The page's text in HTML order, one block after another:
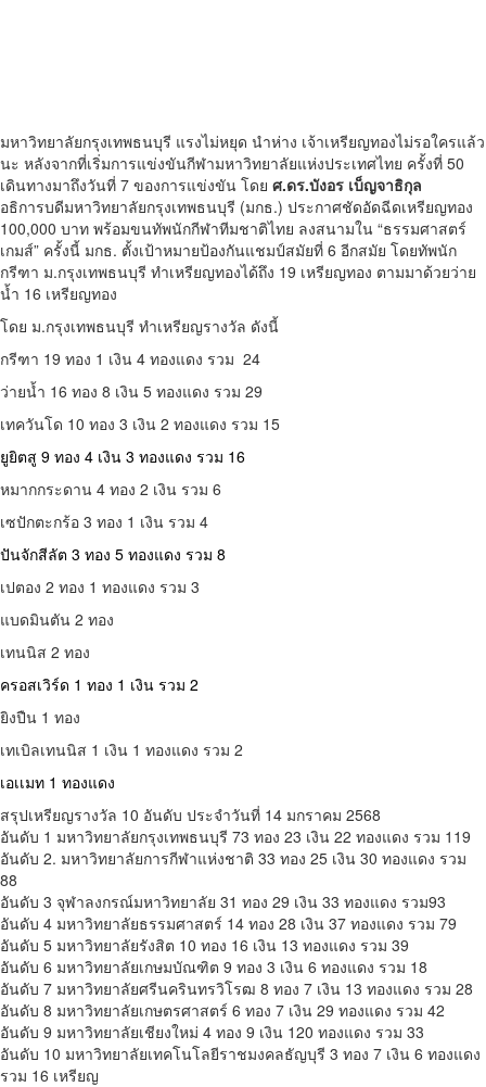
มหาวิทยาลัยกรุงเทพธนบุรี แรงไม่หยุด นำห่าง เจ้าเหรียญทองไม่รอใครแล้ว
นะ หลังจากที่เริ่มการแข่งขันกีฬามหาวิทยาลัยแห่งประเทศไทย ครั้งที่ 50
เดินทางมาถึงวันที่ 7 ของการแข่งขัน โดย ศ.ดร.บังอร เบ็ญจาธิกุล
อธิการบดีมหาวิทยาลัยกรุงเทพธนบุรี (มกธ.) ประกาศชัดอัดฉีดเหรียญทอง
100,000 บาท พร้อมขนทัพนักกีฬาทีมชาติไทย ลงสนามใน “ธรรมศาสตร์
เกมส์” ครั้งนี้ มกธ. ตั้งเป้าหมายป้องกันแชมป์สมัยที่ 6 อีกสมัย โดยทัพนัก
กรีฑา ม.กรุงเทพธนบุรี ทำเหรียญทองได้ถึง 19 เหรียญทอง ตามมาด้วยว่าย
น้ำ 16 เหรียญทอง
โดย ม.กรุงเทพธนบุรี ทำเหรียญรางวัล ดังนี้
กรีฑา 19 ทอง 1 เงิน 4 ทองแดง รวม 24
ว่ายน้ำ 16 ทอง 8 เงิน 5 ทองแดง รวม 29
เทควันโด 10 ทอง 3 เงิน 2 ทองแดง รวม 15
ยูยิตสู 9 ทอง 4 เงิน 3 ทองแดง รวม 16
หมากกระดาน 4 ทอง 2 เงิน รวม 6
เซปักตะกร้อ 3 ทอง 1 เงิน รวม 4
ปันจักสีลัต 3 ทอง 5 ทองแดง รวม 8
เปตอง 2 ทอง 1 ทองแดง รวม 3
แบดมินตัน 2 ทอง
เทนนิส 2 ทอง
ครอสเวิร์ด 1 ทอง 1 เงิน รวม 2
ยิงปืน 1 ทอง
เทเบิลเทนนิส 1 เงิน 1 ทองแดง รวม 2
เอเเมท 1 ทองแดง
สรุปเหรียญรางวัล 10 อันดับ ประจำวันที่ 14 มกราคม 2568
อันดับ 1 มหาวิทยาลัยกรุงเทพธนบุรี 73 ทอง 23 เงิน 22 ทองแดง รวม 119
อันดับ 2. มหาวิทยาลัยการกีฬาแห่งชาติ 33 ทอง 25 เงิน 30 ทองแดง รวม
88
อันดับ 3 จุฬาลงกรณ์มหาวิทยาลัย 31 ทอง 29 เงิน 33 ทองแดง รวม93
อันดับ 4 มหาวิทยาลัยธรรมศาสตร์ 14 ทอง 28 เงิน 37 ทองแดง รวม 79
อันดับ 5 มหาวิทยาลัยรังสิต 10 ทอง 16 เงิน 13 ทองแดง รวม 39
อันดับ 6 มหาวิทยาลัยเกษมบัณฑิต 9 ทอง 3 เงิน 6 ทองแดง รวม 18
อันดับ 7 มหาวิทยาลัยศรีนครินทรวิโรฒ 8 ทอง 7 เงิน 13 ทองแดง รวม 28
อันดับ 8 มหาวิทยาลัยเกษตรศาสตร์ 6 ทอง 7 เงิน 29 ทองแดง รวม 42
อันดับ 9 มหาวิทยาลัยเชียงใหม่ 4 ทอง 9 เงิน 120 ทองแดง รวม 33
อันดับ 10 มหาวิทยาลัยเทคโนโลยีราชมงคลธัญบุรี 3 ทอง 7 เงิน 6 ทองแดง
รวม 16 เหรียญ